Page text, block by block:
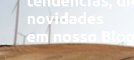
novidades
em nosso Blog!